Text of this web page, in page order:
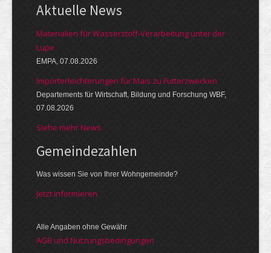
Aktuelle News
Materialien für Wasserstoff-Verarbeitung unter der
Lupe
EMPA, 07.08.2026
Importerleichterungen für Mais zu Futterzwecken
Departements für Wirtschaft, Bildung und Forschung WBF,
07.08.2026
Siehe mehr News
Gemeinde­zahlen
Was wissen Sie von Ihrer Wohngemeinde?
Jetzt informieren
Alle Angaben ohne Gewähr
AGB und Nutzungsbedingungen